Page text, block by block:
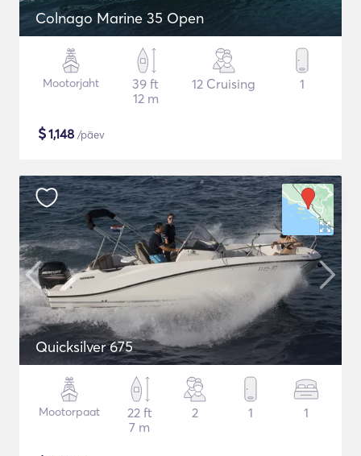
Colnago Marine 35 Open
Mootorjaht
39 ft
12 m
12 Cruising 1
$1,148 /päev
Quicksilver 675
Mootorpaat
22 ft
7 m
2 1 1